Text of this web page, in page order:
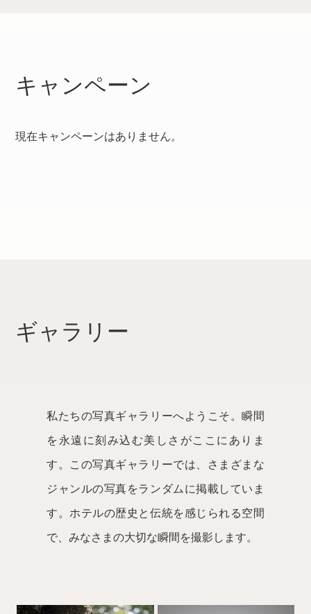
キャンペーン
現在キャンペーンはありません。
ギャラリー
私たちの写真ギャラリーへようこそ。瞬間
を永遠に刻み込む美しさがここにありま
す。 この写真ギャラリーでは、さまざまな
ジャンルの写真をランダムに掲載していま
す。 ホテルの歴史と伝統を感じられる空間
で、みなさまの大切な瞬間を撮影します。